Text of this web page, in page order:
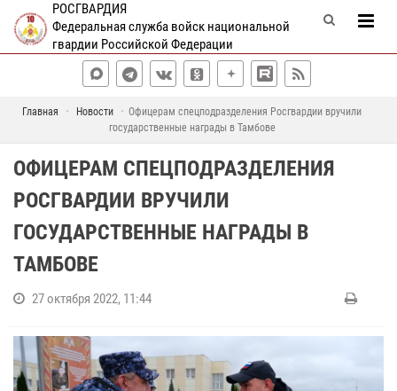
РОСГВАРДИЯ
Федеральная служба войск национальной
гвардии Российской Федерации
Главная Новости
Офицерам спецподразделения Росгвардии вручили
государственные награды в Тамбове
ОФИЦЕРАМ СПЕЦПОДРАЗДЕЛЕНИЯ
РОСГВАРДИИ ВРУЧИЛИ
ГОСУДАРСТВЕННЫЕ НАГРАДЫ В
ТАМБОВЕ
27 октября 2022, 11:44